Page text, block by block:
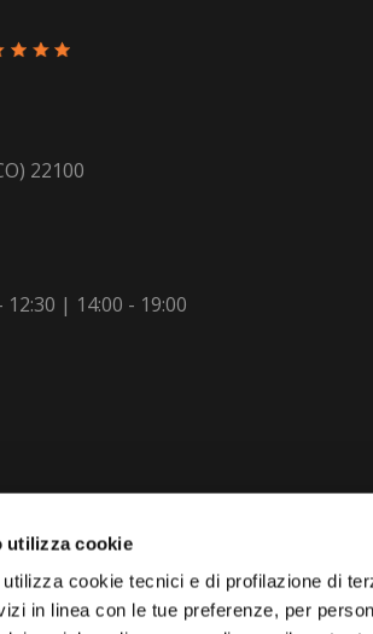
utilizza cookie
cookie tecnici e di profilazione di
in linea con le tue preferenze, per
22100
| 14:00 - 19:00
AUTO?